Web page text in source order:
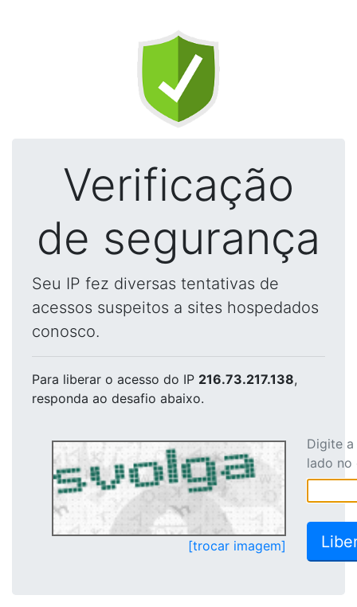
Verificação
de segurança
Seu IP fez diversas tentativas de
acessos suspeitos a sites hospedados
conosco.
Para liberar o acesso do IP 216.73.217.138,
responda ao desafio abaixo.
[trocar imagem]
Digite
lado no